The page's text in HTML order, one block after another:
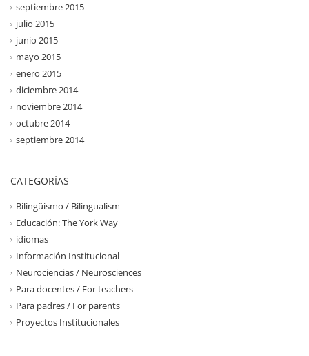
septiembre 2015
julio 2015
junio 2015
mayo 2015
enero 2015
diciembre 2014
noviembre 2014
octubre 2014
septiembre 2014
CATEGORÍAS
Bilingüismo / Bilingualism
Educación: The York Way
idiomas
Información Institucional
Neurociencias / Neurosciences
Para docentes / For teachers
Para padres / For parents
Proyectos Institucionales